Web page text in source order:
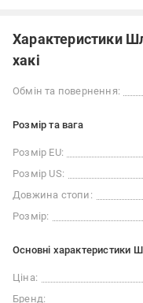
Характеристики
хакі
Обмін та повернення:
Розмір та вага
Розмір EU:
Розмір US:
Довжина стопи:
Розмір:
Основні характеристики
Ціна:
Бренд: